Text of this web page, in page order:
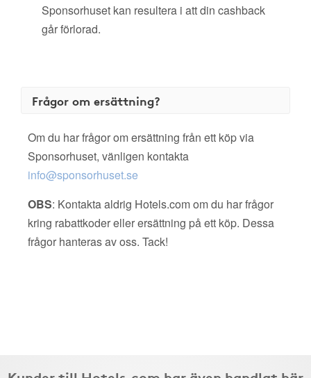
Sponsorhuset kan resultera i att din cashback
går förlorad.
Frågor om ersättning?
Om du har frågor om ersättning från ett köp via
Sponsorhuset, vänligen kontakta
info@sponsorhuset.se
OBS: Kontakta aldrig Hotels.com om du har frågor
kring rabattkoder eller ersättning på ett köp. Dessa
frågor hanteras av oss. Tack!